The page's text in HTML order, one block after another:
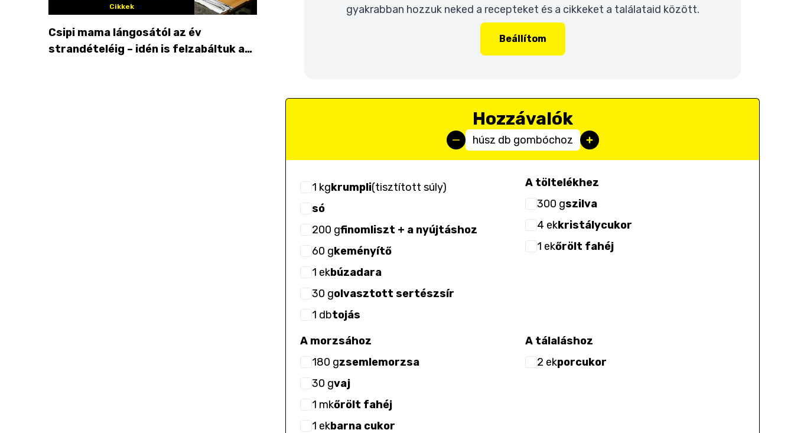
Cikkek
Csipi mama lángosától az év
strandételéig – idén is felzabáltuk a
gyakrabban hozzuk neked a recepteket és a cikkeket a találataid között.
Beállítom
Hozzávalók
húsz db gombóchoz
1 kgkrumpli(tisztított súly)
só
200 gfinomliszt + a nyújtáshoz
60 gkeményítő
1 ekbúzadara
30 golvasztott sertészsír
1 dbtojás
A töltelékhez
300 gszilva
4 ekkristálycukor
1 ekőrölt fahéj
A morzsához
180 gzsemlemorzsa
30 gvaj
1 mkőrölt fahéj
1 ekbarna cukor
A tálaláshoz
2 ekporcukor